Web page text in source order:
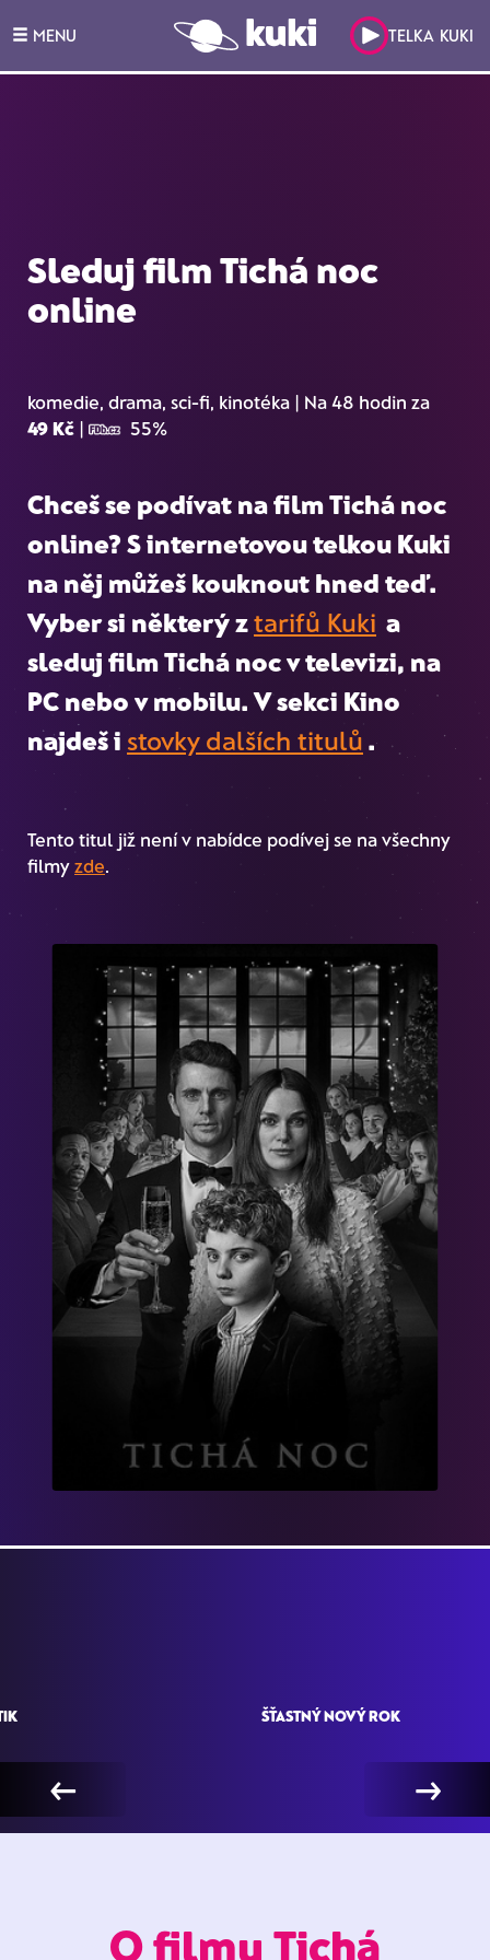
MENU TELKA KUKI
Sleduj film Tichá noc
online
komedie, drama, sci-fi, kinotéka | Na 48 hodin za
49 Kč | 55%
Chceš se podívat na filmTichá noc
online? S internetovou telkou Kuki
na něj můžeš kouknout hned teď.
Vyber si některý ztarifů Kuki a
sleduj filmTichá nocv televizi, na
PC nebo v mobilu. V sekci Kino
najdeš i stovky dalších titulů .
Tento titul již není v nabídce podívej se na všechny
filmy zde.
← →
ŠŤASTNÝ NOVÝ ROK
O filmu Tichá